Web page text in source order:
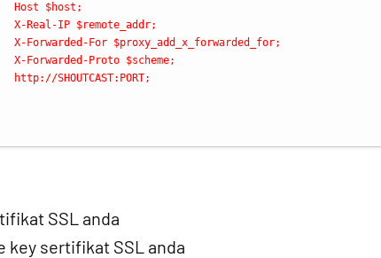
Host $host;
X-Real-IP $remote_addr;
X-Forwarded-For $proxy_add_x_forwarded_for;
X-Forwarded-Proto $scheme;
http://SHOUTCAST:PORT;
SSL anda
key sertifikat SSL anda